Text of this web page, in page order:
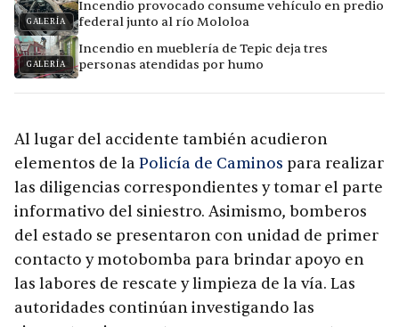
GALERÍA
Incendio provocado consume vehículo en predio
federal junto al río Mololoa
GALERÍA
Incendio en mueblería de Tepic deja tres
personas atendidas por humo
Al lugar del accidente también acudieron
elementos de la Policía de Caminos para realizar
las diligencias correspondientes y tomar el parte
informativo del siniestro. Asimismo, bomberos
del estado se presentaron con unidad de primer
contacto y motobomba para brindar apoyo en
las labores de rescate y limpieza de la vía. Las
autoridades continúan investigando las